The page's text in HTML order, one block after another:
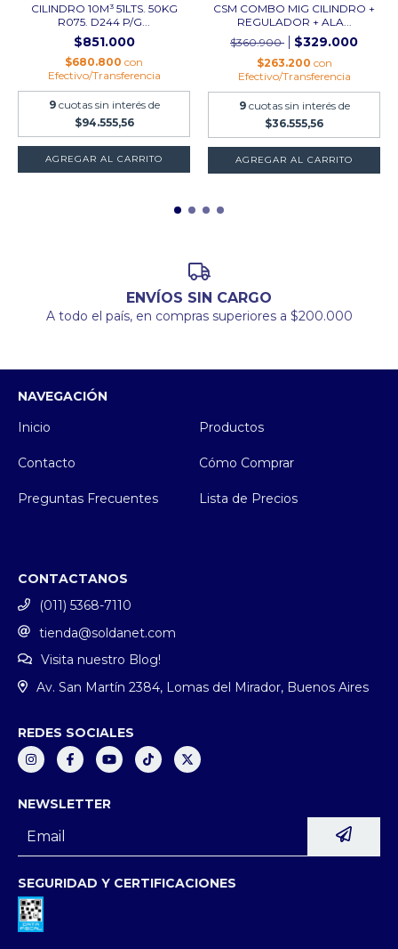
CILINDRO 10M³ 51LTS. 50KG
R075. D244 P/G...
$851.000
$680.800 con
Efectivo/Transferencia
9 cuotas sin interés de
$94.555,56
AGREGAR AL CARRITO
CSM COMBO MIG CILINDRO +
REGULADOR + ALA...
$360.900
$329.000
$263.200 con
Efectivo/Transferencia
9 cuotas sin interés de
$36.555,56
AGREGAR AL CARRITO
ENVÍOS SIN CARGO
A todo el país, en compras superiores a $200.000
NAVEGACIÓN
Inicio
Productos
Contacto Cómo Comprar
Preguntas Frecuentes Lista de Precios
CONTACTANOS
(011) 5368-7110
tienda@soldanet.com
Visita nuestro Blog!
Av. San Martín 2384, Lomas del Mirador, Buenos Aires
REDES SOCIALES
NEWSLETTER
SEGURIDAD Y CERTIFICACIONES